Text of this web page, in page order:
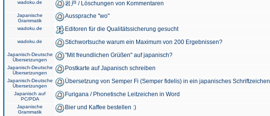
wadoku.de 岩戸 / Löschungen von Kommentaren
Japanische
Grammatik
Aussprache "wo"
wadoku.de Editoren für die Qualitätssicherung gesucht
wadoku.de Stichwortsuche warum ein Maximum von 200 Ergebnissen?
Japanisch-Deutsche
Übersetzungen
"Mit freundlichen Grüßen" auf japanisch?
Japanisch-Deutsche
Übersetzungen
Postkarte auf Japanisch schreiben
Japanisch-Deutsche
Übersetzungen
Übersetzung von Semper Fi (Semper fidelis) in ein japanisches Schriftzeichen
Japanisch auf
PC/PDA
Furigana / Phonetische Leitzeichen in Word
Japanische
Grammatik
Bier und Kaffee bestellen :)